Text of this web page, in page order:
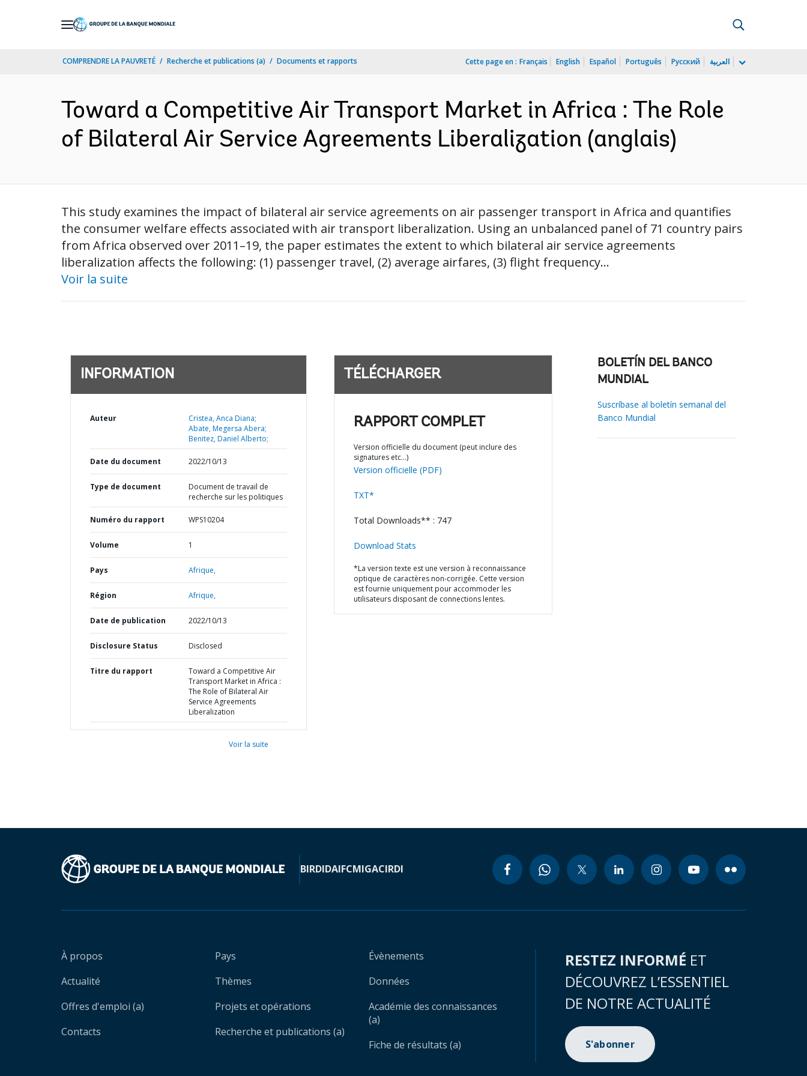
COMPRENDRE LA PAUVRETÉ Recherche et publications (a) Documents et rapports Cette page en : Français English Español Português Русский العربية
Toward a Competitive Air Transport Market in Africa : The Role
of Bilateral Air Service Agreements Liberalization (anglais)
This study examines the impact of bilateral air service agreements on air passenger transport in Africa and quantifies
the consumer welfare effects associated with air transport liberalization. Using an unbalanced panel of 71 country pairs
from Africa observed over 2011–19, the paper estimates the extent to which bilateral air service agreements
liberalization affects the following: (1) passenger travel, (2) average airfares, (3) flight frequency...
Voir la suite
INFORMATION
Auteur
Cristea, Anca Diana;
Abate, Megersa Abera;
Benitez, Daniel Alberto;
Date du document 2022/10/13
Type de document
Document de travail de
recherche sur les politiques
Numéro du rapport WPS10204
Volume 1
Pays Afrique,
Région Afrique,
Date de publication 2022/10/13
Disclosure Status Disclosed
Titre du rapport
Toward a Competitive Air
Transport Market in Africa :
The Role of Bilateral Air
Service Agreements
Liberalization
Voir la suite
TÉLÉCHARGER
RAPPORT COMPLET
Version officielle du document (peut inclure des
signatures etc…)
Version officielle (PDF)
TXT*
Total Downloads** : 747
Download Stats
*La version texte est une version à reconnaissance
optique de caractères non-corrigée. Cette version
est fournie uniquement pour accommoder les
utilisateurs disposant de connections lentes.
BOLETÍN DEL BANCO
MUNDIAL
Suscríbase al boletín semanal del
Banco Mundial
BIRDIDAIFCMIGACIRDI
À propos
Actualité
Offres d'emploi (a)
Contacts
Pays
Thèmes
Projets et opérations
Recherche et publications (a)
Évènements
Données
Académie des connaissances
(a)
Fiche de résultats (a)
RESTEZ INFORMÉ ET
DÉCOUVREZ L’ESSENTIEL
DE NOTRE ACTUALITÉ
S'abonner